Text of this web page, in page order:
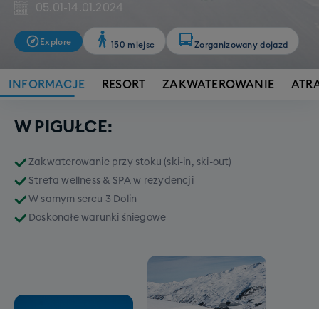
05.01 - 14.01.2024
Explore 150 miejsc Zorganizowany dojazd
INFORMACJE RESORT ZAKWATEROWANIE
W PIGUŁCE:
Zakwaterowanie przy stoku (ski-in, ski-out)
Strefa wellness & SPA w rezydencji
W samym sercu 3 Dolin
Doskonałe warunki śniegowe